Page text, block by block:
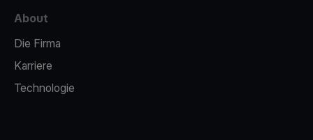
About
Die Firma
Karriere
Technologie